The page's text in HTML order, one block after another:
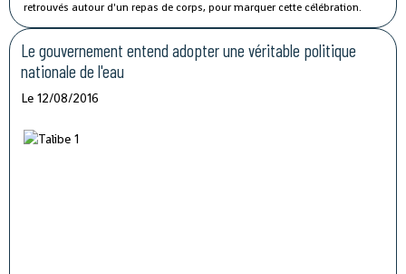
retrouvés autour d'un repas de corps, pour marquer cette célébration.
Le gouvernement entend adopter une véritable politique
nationale de l'eau
Le 12/08/2016